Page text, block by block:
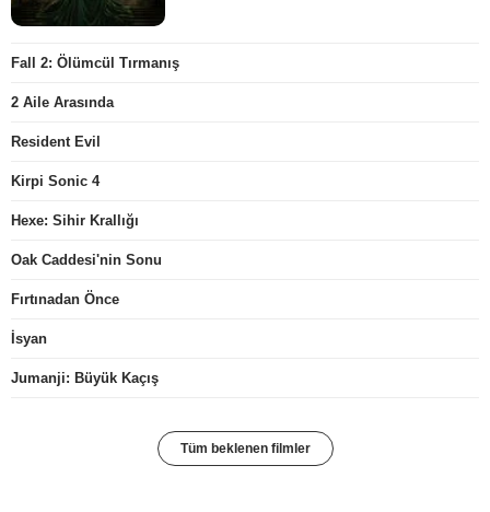
Fall 2: Ölümcül Tırmanış
2 Aile Arasında
Resident Evil
Kirpi Sonic 4
Hexe: Sihir Krallığı
Oak Caddesi'nin Sonu
Fırtınadan Önce
İsyan
Jumanji: Büyük Kaçış
Tüm beklenen filmler